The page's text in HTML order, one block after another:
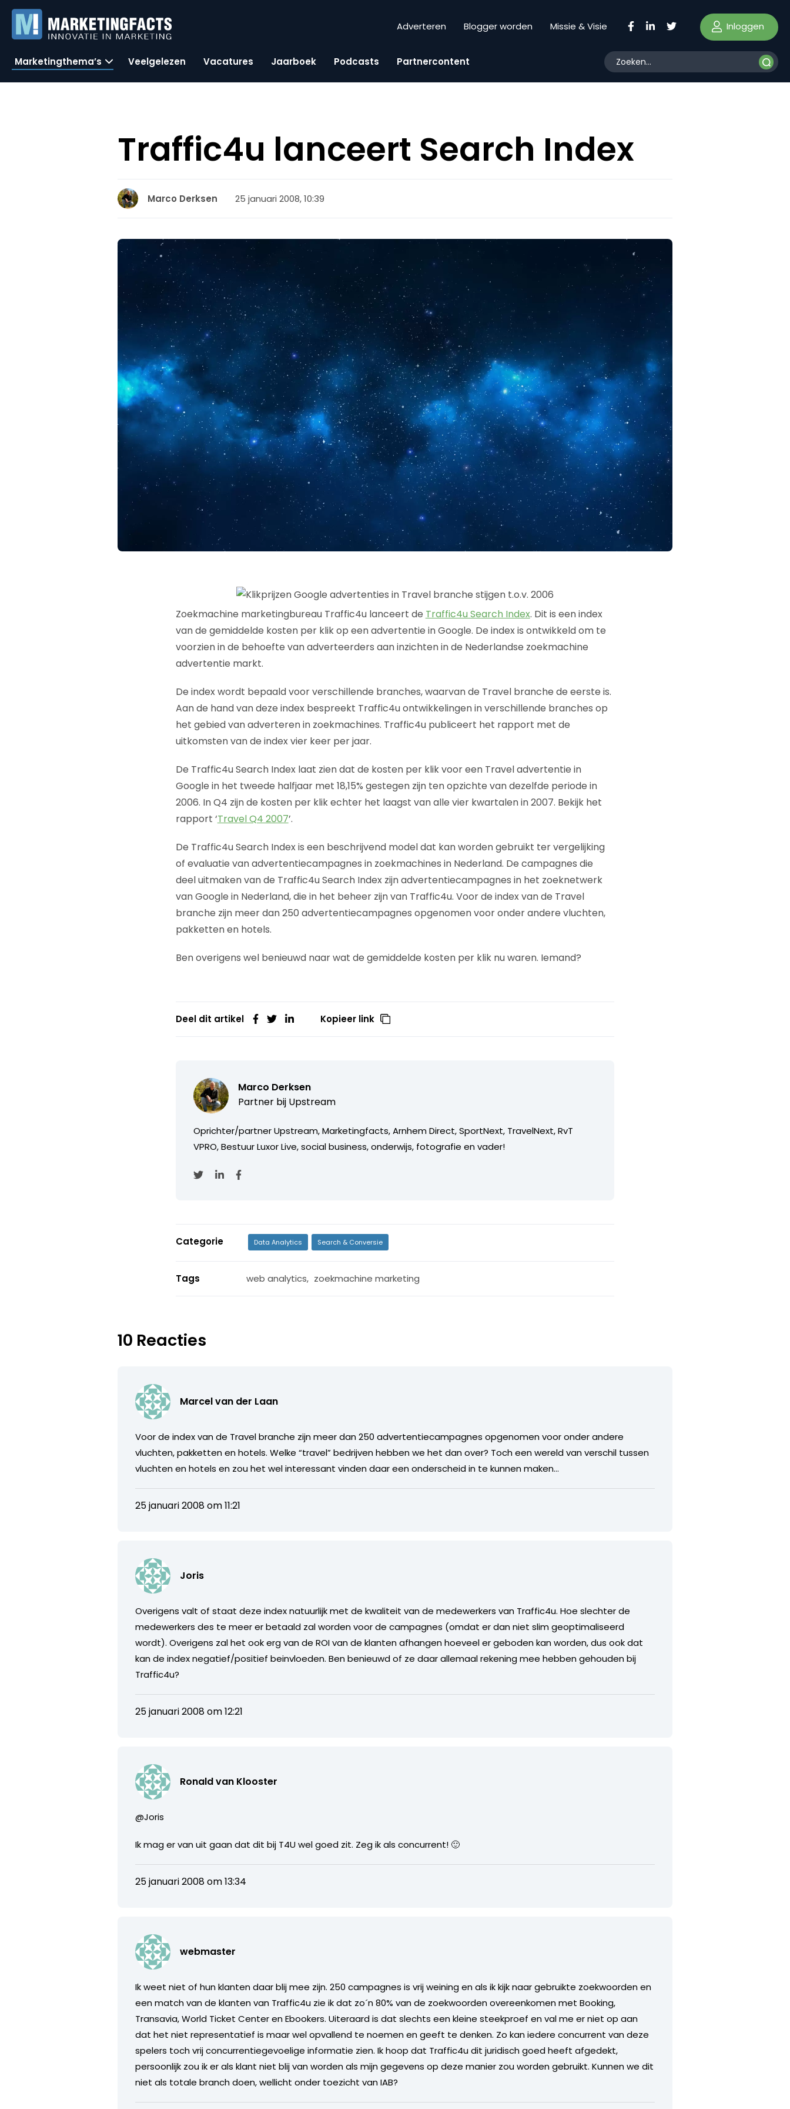
Adverteren Blogger worden Missie & Visie Inloggen
Marketingthema’s Veelgelezen Vacatures Jaarboek Podcasts Partnercontent
Traffic4u lanceert Search Index
Marco Derksen 25 januari 2008, 10:39
Zoekmachine marketingbureau Traffic4u lanceert de Traffic4u Search Index. Dit is een index
van de gemiddelde kosten per klik op een advertentie in Google. De index is ontwikkeld om te
voorzien in de behoefte van adverteerders aan inzichten in de Nederlandse zoekmachine
advertentie markt.
De index wordt bepaald voor verschillende branches, waarvan de Travel branche de eerste is.
Aan de hand van deze index bespreekt Traffic4u ontwikkelingen in verschillende branches op
het gebied van adverteren in zoekmachines. Traffic4u publiceert het rapport met de
uitkomsten van de index vier keer per jaar.
De Traffic4u Search Index laat zien dat de kosten per klik voor een Travel advertentie in
Google in het tweede halfjaar met 18,15% gestegen zijn ten opzichte van dezelfde periode in
2006. In Q4 zijn de kosten per klik echter het laagst van alle vier kwartalen in 2007. Bekijk het
rapport ‘Travel Q4 2007’.
De Traffic4u Search Index is een beschrijvend model dat kan worden gebruikt ter vergelijking
of evaluatie van advertentiecampagnes in zoekmachines in Nederland. De campagnes die
deel uitmaken van de Traffic4u Search Index zijn advertentiecampagnes in het zoeknetwerk
van Google in Nederland, die in het beheer zijn van Traffic4u. Voor de index van de Travel
branche zijn meer dan 250 advertentiecampagnes opgenomen voor onder andere vluchten,
pakketten en hotels.
Ben overigens wel benieuwd naar wat de gemiddelde kosten per klik nu waren. Iemand?
Deel dit artikel Kopieer link
Marco Derksen
Partner bij Upstream
Oprichter/partner Upstream, Marketingfacts, Arnhem Direct, SportNext, TravelNext, RvT
VPRO, Bestuur Luxor Live, social business, onderwijs, fotografie en vader!
Categorie Data Analytics Search & Conversie
Tags web analytics, zoekmachine marketing
10 Reacties
Marcel van der Laan
Voor de index van de Travel branche zijn meer dan 250 advertentiecampagnes opgenomen voor onder andere
vluchten, pakketten en hotels. Welke “travel” bedrijven hebben we het dan over? Toch een wereld van verschil tussen
vluchten en hotels en zou het wel interessant vinden daar een onderscheid in te kunnen maken…
25 januari 2008 om 11:21
Joris
Overigens valt of staat deze index natuurlijk met de kwaliteit van de medewerkers van Traffic4u. Hoe slechter de
medewerkers des te meer er betaald zal worden voor de campagnes (omdat er dan niet slim geoptimaliseerd
wordt). Overigens zal het ook erg van de ROI van de klanten afhangen hoeveel er geboden kan worden, dus ook dat
kan de index negatief/positief beinvloeden. Ben benieuwd of ze daar allemaal rekening mee hebben gehouden bij
Traffic4u?
25 januari 2008 om 12:21
Ronald van Klooster
@Joris
Ik mag er van uit gaan dat dit bij T4U wel goed zit. Zeg ik als concurrent! 🙂
25 januari 2008 om 13:34
webmaster
Ik weet niet of hun klanten daar blij mee zijn. 250 campagnes is vrij weining en als ik kijk naar gebruikte zoekwoorden en
een match van de klanten van Traffic4u zie ik dat zo´n 80% van de zoekwoorden overeenkomen met Booking,
Transavia, World Ticket Center en Ebookers. Uiteraard is dat slechts een kleine steekproef en val me er niet op aan
dat het niet representatief is maar wel opvallend te noemen en geeft te denken. Zo kan iedere concurrent van deze
spelers toch vrij concurrentiegevoelige informatie zien. Ik hoop dat Traffic4u dit juridisch goed heeft afgedekt,
persoonlijk zou ik er als klant niet blij van worden als mijn gegevens op deze manier zou worden gebruikt. Kunnen we dit
niet als totale branch doen, wellicht onder toezicht van IAB?